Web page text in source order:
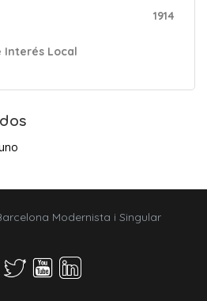
1914
Interés Local
Modernista i Singular